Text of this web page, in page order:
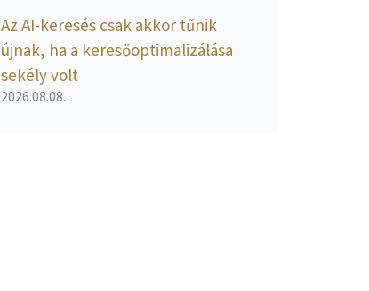
Az AI-keresés csak akkor tűnik
újnak, ha a keresőoptimalizálása
sekély volt
2026.08.08.